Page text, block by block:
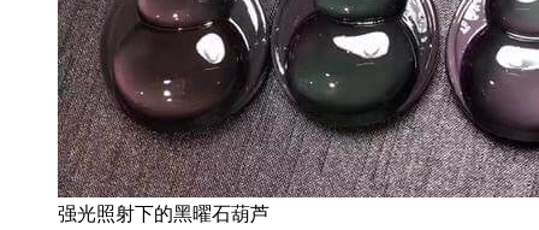
强光照射下的黑曜石葫芦